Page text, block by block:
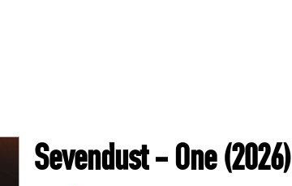
Sevendust- One(2026)